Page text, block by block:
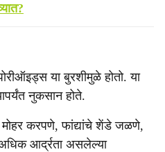
या बुरशीमुळे होतो. या
नुकसान होते.
मोहर करपणे, फांद्यांचे शेंडे जळणे,
आर्द्रता असलेल्या